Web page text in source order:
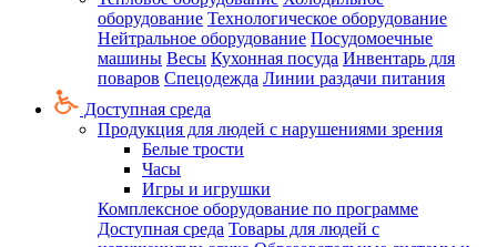
оборудование Технологическое оборудование
Нейтральное оборудование Посудомоечные
машины Весы Кухонная посуда Инвентарь для
поваров Спецодежда Линии раздачи питания
Доступная среда
Продукция для людей с нарушениями зрения
Белые трости
Часы
Игры и игрушки
Комплексное оборудование по программе
Доступная среда Товары для людей с